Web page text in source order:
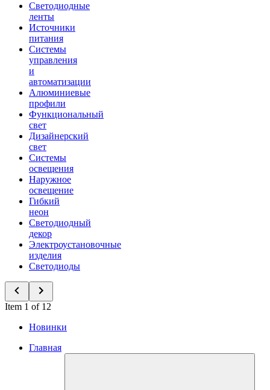
Светодиодные
ленты
Источники
питания
Системы
управления
и
автоматизации
Алюминиевые
профили
Функциональный
свет
Дизайнерский
свет
Системы
освещения
Наружное
освещение
Гибкий
неон
Светодиодный
декор
Электроустановочные
изделия
Светодиоды
Item 1 of 12
Новинки
Главная